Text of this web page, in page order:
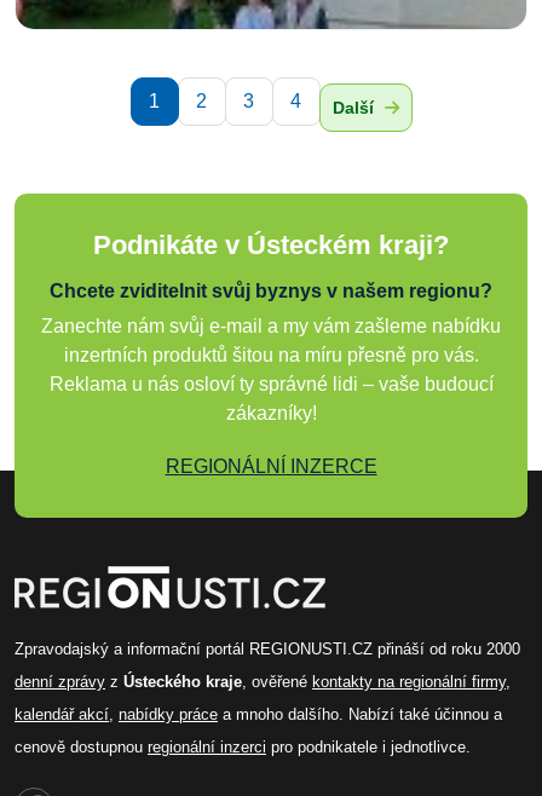
1 2 3 4 Další
Podnikáte v Ústeckém kraji?
Chcete zviditelnit svůj byznys v našem regionu?
Zanechte nám svůj e-mail a my vám zašleme nabídku
inzertních produktů šitou na míru přesně pro vás.
Reklama u nás osloví ty správné lidi – vaše budoucí
zákazníky!
REGIONÁLNÍ INZERCE
Zpravodajský a informační portál REGIONUSTI.CZ přináší od roku 2000
denní zprávy z Ústeckého kraje, ověřené kontakty na regionální firmy,
kalendář akcí, nabídky práce a mnoho dalšího. Nabízí také účinnou a
cenově dostupnou regionální inzerci pro podnikatele i jednotlivce.